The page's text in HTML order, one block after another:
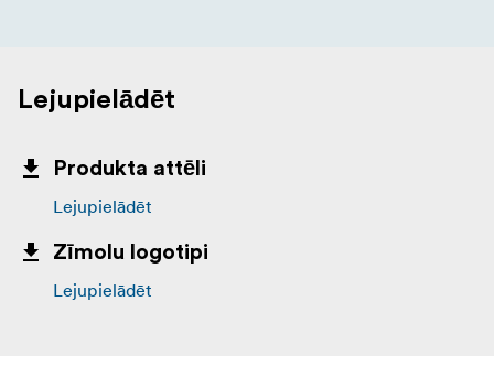
Lejupielādēt
Produkta attēli
Lejupielādēt
Zīmolu logotipi
Lejupielādēt